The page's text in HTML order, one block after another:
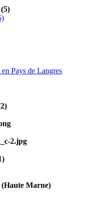
Pays de Langres
2.jpg
Marne)